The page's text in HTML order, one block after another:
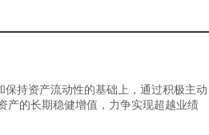
保持资产流动性的基础上，通过积极主动
产的长期稳健增值，力争实现超越业绩